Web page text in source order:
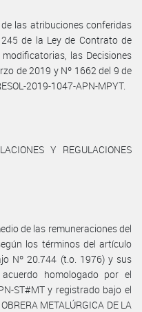
las atribuciones conferidas
de la Ley de Contrato de
las Decisiones
de 2019 y Nº 1662 del 9 de
2019-1047-APN-MPYT.
Y REGULACIONES
de las remuneraciones del
los términos del artículo
Nº 20.744 (t.o. 1976) y sus
homologado por el
ST#MT y registrado bajo el
METALÚRGICA DE LA